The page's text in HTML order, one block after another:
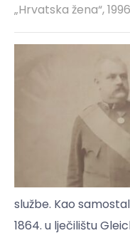
„Hrvatska žena“,
službe. Kao
1864. u lječilištu